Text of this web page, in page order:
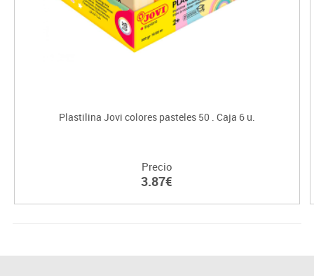
Plastilina Jovi colores pasteles 50 . Caja 6 u.
Precio
3.87€